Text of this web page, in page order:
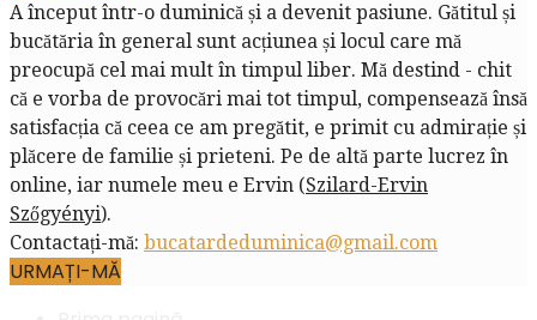
A început într-o duminică și a devenit pasiune. Gătitul și
bucătăria în general sunt acțiunea și locul care mă
preocupă cel mai mult în timpul liber. Mă destind - chit
că e vorba de provocări mai tot timpul, compensează însă
satisfacția că ceea ce am pregătit, e primit cu admirație și
plăcere de familie și prieteni. Pe de altă parte lucrez în
online, iar numele meu e Ervin (Szilard-Ervin
Szőgyényi).
Contactați-mă: bucatardeduminica@gmail.com
URMAȚI-MĂ